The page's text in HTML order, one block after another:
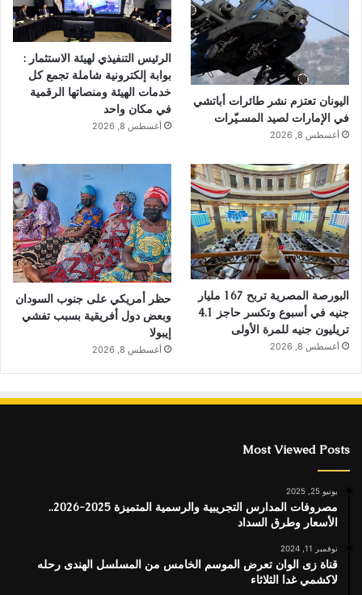
اليونان تعتزم نشر طائرات أباتشي
في الإمارات لصيد المسـيّرات
أغسطس 8, 2026
الرئيس التنفيذي لهيئة الاستثمار :
بوابة إلكترونية شاملة تجمع كل
خدمات الهيئة ومنصاتها الرقمية
في مكان واحد
أغسطس 8, 2026
البورصة المصرية تربح 167 مليار
جنيه في أسبوع وتكسر حاجز 4.1
تريليون جنيه للمرة الأولى
أغسطس 8, 2026
حظر أمريكي على جنوب السودان
وبعض دول أفريقية بسبب تفشي
إيبولا
أغسطس 8, 2026
Most Viewed Posts
يونيو 25, 2025
مصروفات المدارس التجريبية والرسمية المتميزة 2025-2026..
الأسعار وطرق السداد
نوفمبر 11, 2024
قناة زى الوان تعرض الموسم الخامس من المسلسل الهندى رحله
لاكشمي غدا الثلاثاء